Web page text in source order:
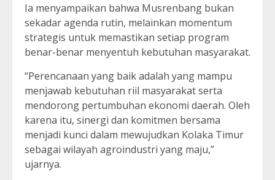
Ia menyampaikan bahwa Musrenbang bukan
sekadar agenda rutin, melainkan momentum
strategis untuk memastikan setiap program
benar-benar menyentuh kebutuhan masyarakat.
“Perencanaan yang baik adalah yang mampu
menjawab kebutuhan riil masyarakat serta
mendorong pertumbuhan ekonomi daerah. Oleh
karena itu, sinergi dan komitmen bersama
menjadi kunci dalam mewujudkan Kolaka Timur
sebagai wilayah agroindustri yang maju,”
ujarnya.